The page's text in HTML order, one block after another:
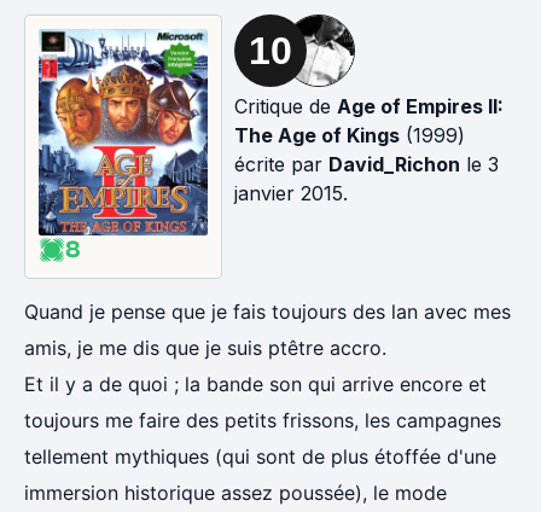
8
10
Critique de Age of Empires II:
The Age of Kings (1999)
écrite par David_Richon le 3
janvier 2015.
Quand je pense que je fais toujours des lan avec mes
amis, je me dis que je suis ptêtre accro.
Et il y a de quoi ; la bande son qui arrive encore et
toujours me faire des petits frissons, les campagnes
tellement mythiques (qui sont de plus étoffée d'une
immersion historique assez poussée), le mode